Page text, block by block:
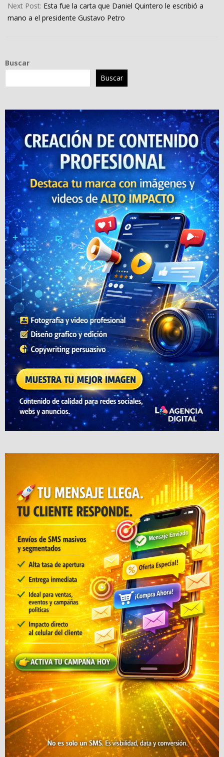
Next Post: Esta fue la carta que Daniel Quintero le escribió a
mano a el presidente Gustavo Petro
Buscar
Buscar